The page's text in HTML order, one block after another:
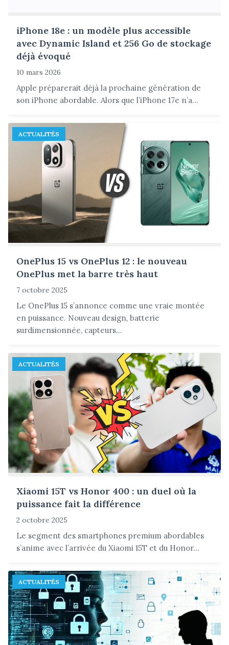
iPhone 18e : un modèle plus accessible
avec Dynamic Island et 256 Go de stockage
déjà évoqué
10 mars 2026
Apple préparerait déjà la prochaine génération de
son iPhone abordable. Alors que l’iPhone 17e n’a...
ACTUALITÉS
OnePlus 15 vs OnePlus 12 : le nouveau
OnePlus met la barre très haut
7 octobre 2025
Le OnePlus 15 s’annonce comme une vraie montée
en puissance. Nouveau design, batterie
surdimensionnée, capteurs...
ACTUALITÉS
Xiaomi 15T vs Honor 400 : un duel où la
puissance fait la différence
2 octobre 2025
Le segment des smartphones premium abordables
s’anime avec l’arrivée du Xiaomi 15T et du Honor...
ACTUALITÉS